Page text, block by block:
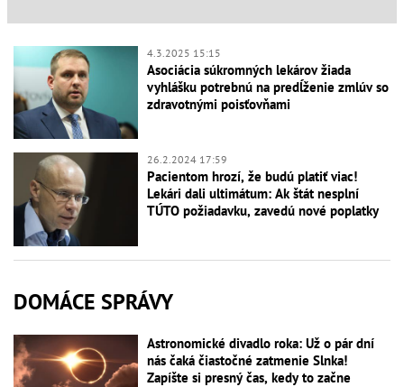
4.3.2025 15:15
Asociácia súkromných lekárov žiada
vyhlášku potrebnú na predĺženie zmlúv so
zdravotnými poisťovňami
26.2.2024 17:59
Pacientom hrozí, že budú platiť viac!
Lekári dali ultimátum: Ak štát nesplní
TÚTO požiadavku, zavedú nové poplatky
DOMÁCE SPRÁVY
Astronomické divadlo roka: Už o pár dní
nás čaká čiastočné zatmenie Slnka!
Zapíšte si presný čas, kedy to začne